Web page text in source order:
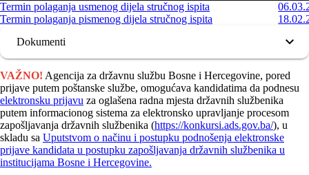
Termin polaganja usmenog dijela stručnog ispita
Termin polaganja pismenog dijela stručnog ispita
Dokumenti
VAŽNO! Agencija za državnu službu Bosne i Hercegovine, pored
prijave putem poštanske službe, omogućava kandidatima da podnesu
elektronsku prijavu za oglašena radna mjesta državnih službenika
putem informacionog sistema za elektronsko upravljanje procesom
zapošljavanja državnih službenika (https://konkursi.ads.gov.ba/), u
skladu sa Uputstvom o načinu i postupku podnošenja elektronske
prijave kandidata u postupku zapošljavanja državnih službenika u
institucijama Bosne i Hercegovine.